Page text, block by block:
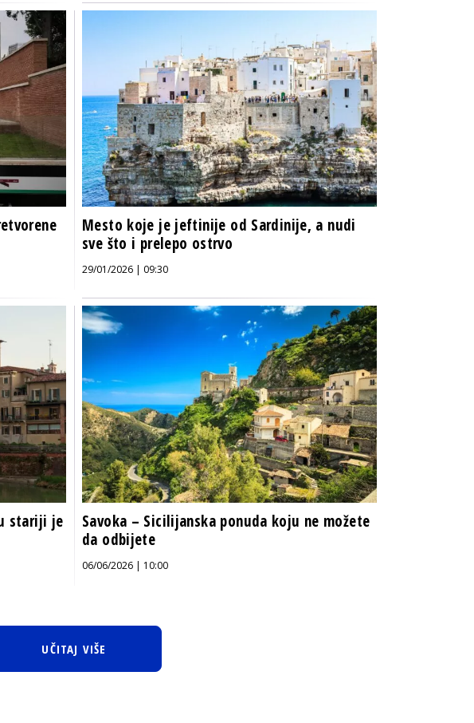
Mesto koje je jeftinije od Sardinije, a nudi
sve što i prelepo ostrvo
29/01/2026 | 09:30
stariji je
Savoka – Sicilijanska ponuda koju ne možete
da odbijete
06/06/2026 | 10:00
UČITAJ VIŠE